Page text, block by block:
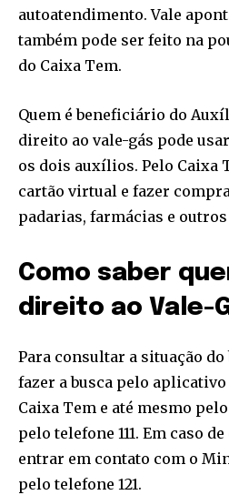
autoatendimento. Vale
também pode ser feito na
do Caixa Tem.
Quem é beneficiário do
direito ao vale-gás pode
os dois auxílios. Pelo Caixa
cartão virtual e fazer
padarias, farmácias e
Como saber
direito ao Vale-
Para consultar a situação
fazer a busca pelo
Caixa Tem e até mesmo
pelo telefone 111. Em caso
entrar em contato com o
pelo telefone 121.